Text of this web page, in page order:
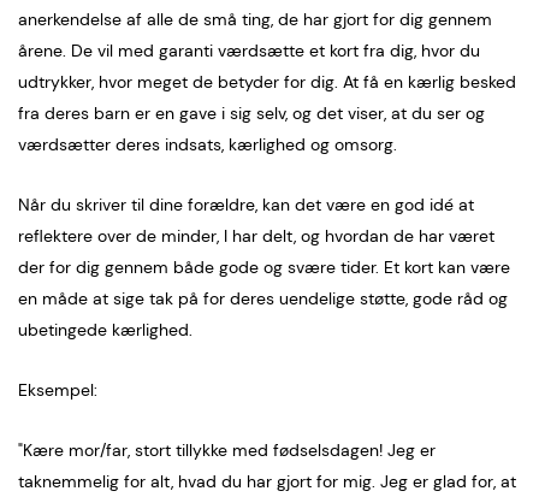
anerkendelse af alle de små ting, de har gjort for dig gennem
årene. De vil med garanti værdsætte et kort fra dig, hvor du
udtrykker, hvor meget de betyder for dig. At få en kærlig besked
fra deres barn er en gave i sig selv, og det viser, at du ser og
værdsætter deres indsats, kærlighed og omsorg.
Når du skriver til dine forældre, kan det være en god idé at
reflektere over de minder, I har delt, og hvordan de har været
der for dig gennem både gode og svære tider. Et kort kan være
en måde at sige tak på for deres uendelige støtte, gode råd og
ubetingede kærlighed.
Eksempel:
"Kære mor/far, stort tillykke med fødselsdagen! Jeg er
taknemmelig for alt, hvad du har gjort for mig. Jeg er glad for, at